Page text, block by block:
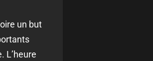
un but
L’heure